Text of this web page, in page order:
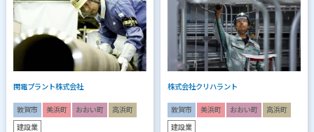
関電プラント株式会社
敦賀市 美浜町 おおい町 高浜町
建設業
株式会社クリハラント
敦賀市 美浜町 おおい町 高浜町
建設業